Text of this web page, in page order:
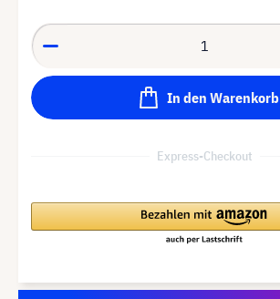
In den Warenkorb
Express-Checkout